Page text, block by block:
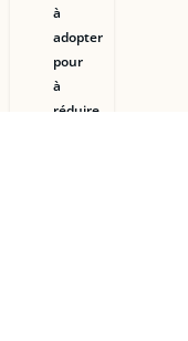
à
adopter
pour
à
réduire